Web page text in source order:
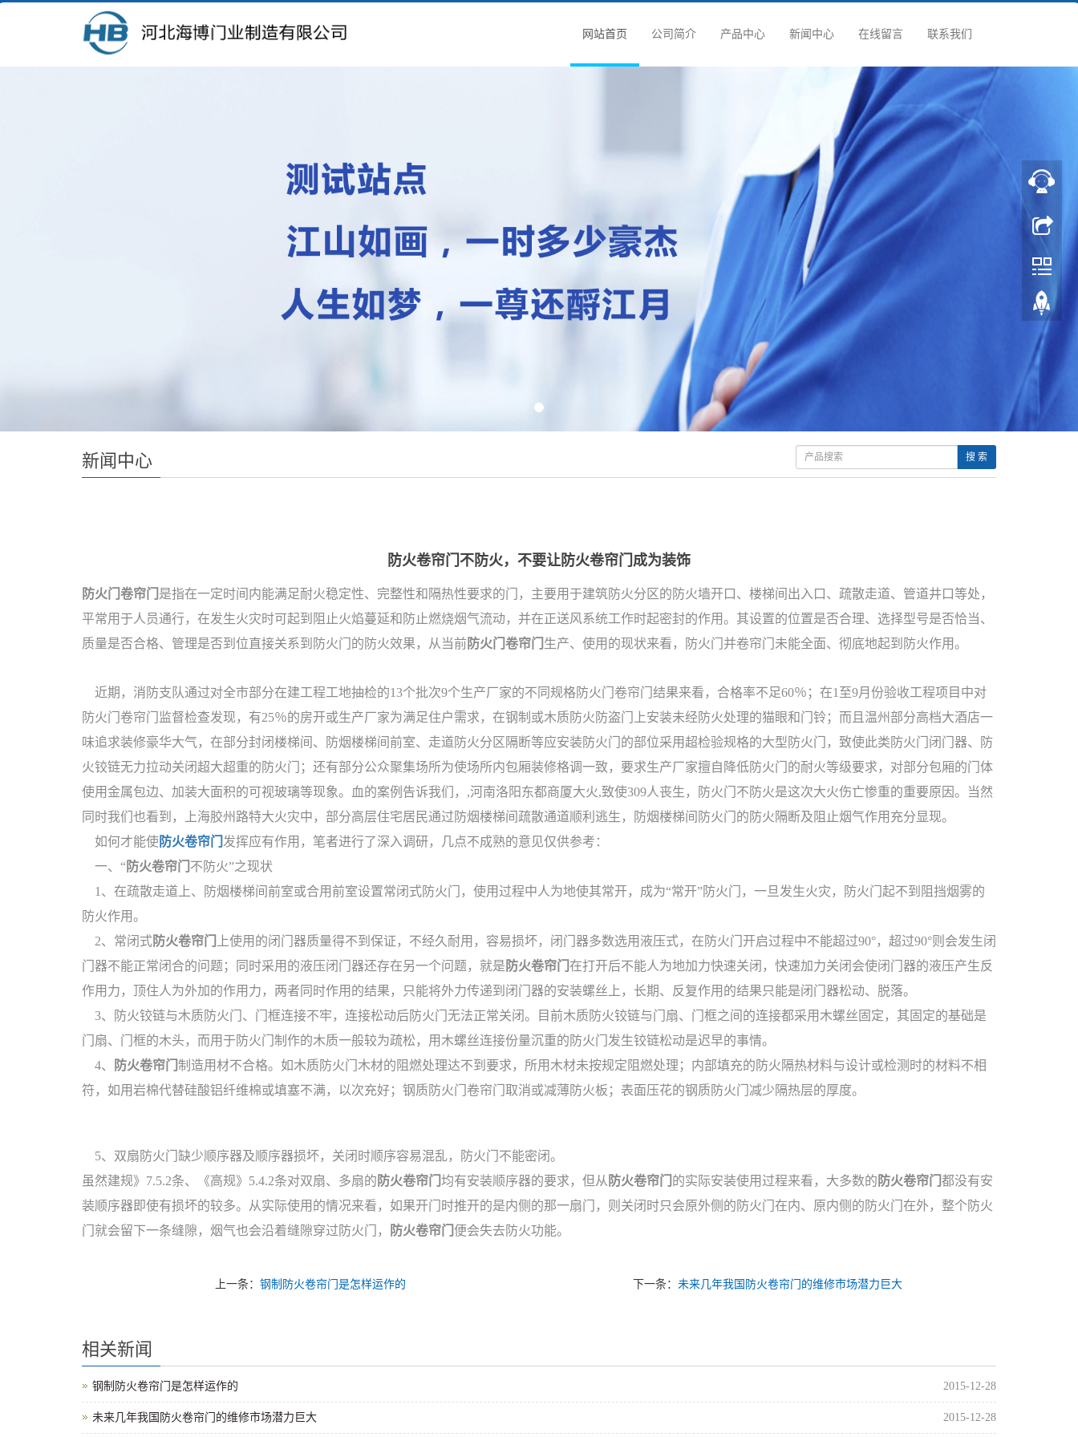
网站首页 公司简介 产品中心 新闻中心 在线留言 联系我们
新闻中心 搜 索
防火卷帘门不防火，不要让防火卷帘门成为装饰
防火门卷帘门 是指在一定时间内能满足耐火稳定性、完整性和隔热性要求的门，主要用于建筑防火分区的防火墙开口、楼梯间出入口、疏散走道、管道井口等处，
平常用于人员通行，在发生火灾时可起到阻止火焰蔓延和防止燃烧烟气流动，并在正送风系统工作时起密封的作用。其设置的位置是否合理、选择型号是否恰当、
质量是否合格、管理是否到位直接关系到防火门的防火效果，从当前 防火门卷帘门 生产、使用的现状来看，防火门并卷帘门未能全面、彻底地起到防火作用。
近期，消防支队通过对全市部分在建工程工地抽检的13个批次9个生产厂家的不同规格防火门卷帘门结果来看，合格率不足60％；在1至9月份验收工程项目中对
防火门卷帘门监督检查发现，有25％的房开或生产厂家为满足住户需求，在钢制或木质防火防盗门上安装未经防火处理的猫眼和门铃；而且温州部分高档大酒店一
味追求装修豪华大气，在部分封闭楼梯间、防烟楼梯间前室、走道防火分区隔断等应安装防火门的部位采用超检验规格的大型防火门，致使此类防火门闭门器、防
火铰链无力拉动关闭超大超重的防火门；还有部分公众聚集场所为使场所内包厢装修格调一致，要求生产厂家擅自降低防火门的耐火等级要求，对部分包厢的门体
使用金属包边、加装大面积的可视玻璃等现象。血的案例告诉我们，,河南洛阳东都商厦大火,致使309人丧生，防火门不防火是这次大火伤亡惨重的重要原因。当然
同时我们也看到，上海胶州路特大火灾中，部分高层住宅居民通过防烟楼梯间疏散通道顺利逃生，防烟楼梯间防火门的防火隔断及阻止烟气作用充分显现。
如何才能使防火卷帘门 发挥应有作用，笔者进行了深入调研，几点不成熟的意见仅供参考：
一、“防火卷帘门 不防火”之现状
1、在疏散走道上、防烟楼梯间前室或合用前室设置常闭式防火门，使用过程中人为地使其常开，成为“常开”防火门，一旦发生火灾，防火门起不到阻挡烟雾的
防火作用。
2、常闭式防火卷帘门
上使用的闭门器质量得不到保证，不经久耐用，容易损坏，闭门器多数选用液压式，在防火门开启过程中不能超过90°，超过90°则会发生闭
门器不能正常闭合的问题；同时采用的液压闭门器还存在另一个问题，就是 防火卷帘门 在打开后不能人为地加力快速关闭，快速加力关闭会使闭门器的液压产生反
作用力，顶住人为外加的作用力，两者同时作用的结果，只能将外力传递到闭门器的安装螺丝上，长期、反复作用的结果只能是闭门器松动、脱落。
3、防火铰链与木质防火门、门框连接不牢，连接松动后防火门无法正常关闭。目前木质防火铰链与门扇、门框之间的连接都采用木螺丝固定，其固定的基础是
门扇、门框的木头，而用于防火门制作的木质一般较为疏松，用木螺丝连接份量沉重的防火门发生铰链松动是迟早的事情。
4、
防火卷帘门 制造用材不合格。如木质防火门木材的阻燃处理达不到要求，所用木材未按规定阻燃处理；内部填充的防火隔热材料与设计或检测时的材料不相
符，如用岩棉代替硅酸铝纤维棉或填塞不满，以次充好；钢质防火门卷帘门取消或减薄防火板；表面压花的钢质防火门减少隔热层的厚度。
5、双扇防火门缺少顺序器及顺序器损坏，关闭时顺序容易混乱，防火门不能密闭。
虽然建规》7.5.2条、《高规》5.4.2条对双扇、多扇的 防火卷帘门 均有安装顺序器的要求，但从 防火卷帘门 的实际安装使用过程来看，大多数的 防火卷帘门 都没有安
装顺序器即使有损坏的较多。从实际使用的情况来看，如果开门时推开的是内侧的那一扇门，则关闭时只会原外侧的防火门在内、原内侧的防火门在外，整个防火
门就会留下一条缝隙，烟气也会沿着缝隙穿过防火门，
防火卷帘门 便会失去防火功能。
上一条： 钢制防火卷帘门是怎样运作的 下一条： 未来几年我国防火卷帘门的维修市场潜力巨大
相关新闻
钢制防火卷帘门是怎样运作的 2015-12-28
未来几年我国防火卷帘门的维修市场潜力巨大 2015-12-28